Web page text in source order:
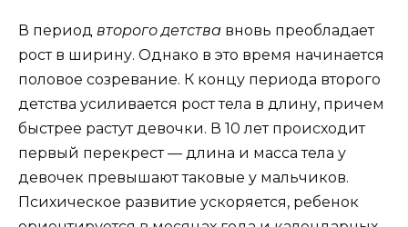
В период второго детства вновь преобладает
рост в ширину. Однако в это время начинается
половое созревание. К концу периода второго
детства усиливается рост тела в длину, причем
быстрее растут девочки. В 10 лет происходит
первый перекрест — длина и масса тела у
девочек превышают таковые у мальчиков.
Психическое развитие ускоряется, ребенок